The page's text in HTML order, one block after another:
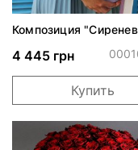
Композиция
4 445 грн
Купить